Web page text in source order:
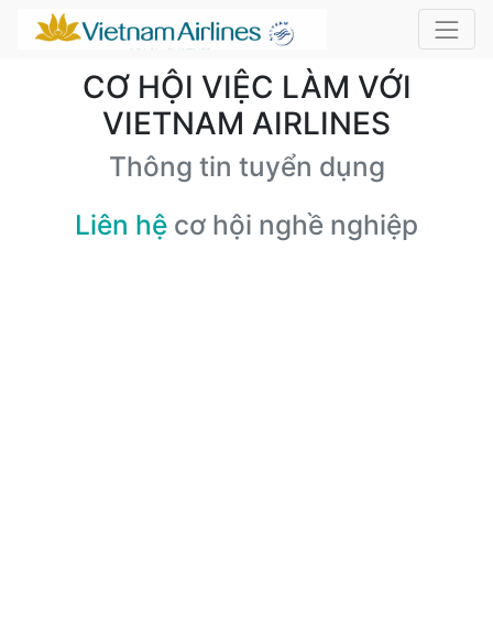
CƠ HỘI VIỆC LÀM VỚI
VIETNAM AIRLINES
Thông tin tuyển dụng
Liên hệ cơ hội nghề nghiệp